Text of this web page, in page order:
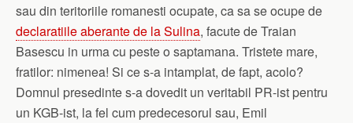
sau din teritoriile romanesti ocupate, ca sa se ocupe de
declaratiile aberante de la Sulina, facute de Traian
Basescu in urma cu peste o saptamana. Tristete mare,
fratilor: nimenea! Si ce s-a intamplat, de fapt, acolo?
Domnul presedinte s-a dovedit un veritabil PR-ist pentru
un KGB-ist, la fel cum predecesorul sau, Emil